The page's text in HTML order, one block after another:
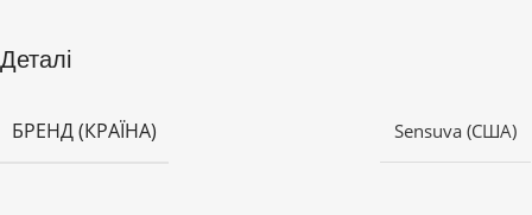
Деталі
БРЕНД (КРАЇНА) Sensuva (США)